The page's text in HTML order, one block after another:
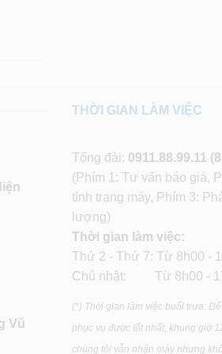
Vũ
THỜI GIAN LÀM VIỆC
Tổng đài: 0911.88.99.11
(Phím 1: Tư vấn báo giá,
tình trạng máy, Phím 3:
lượng)
Thời gian làm việc:
Thứ 2 - Thứ 7: Từ 8h00 -
Chủ nhật: Từ 8h00 -
(*) Thời gian làm việc buổi trưa:
phục vụ được tốt nhất, khung giờ
chúng tôi vẫn nhận máy nhưng